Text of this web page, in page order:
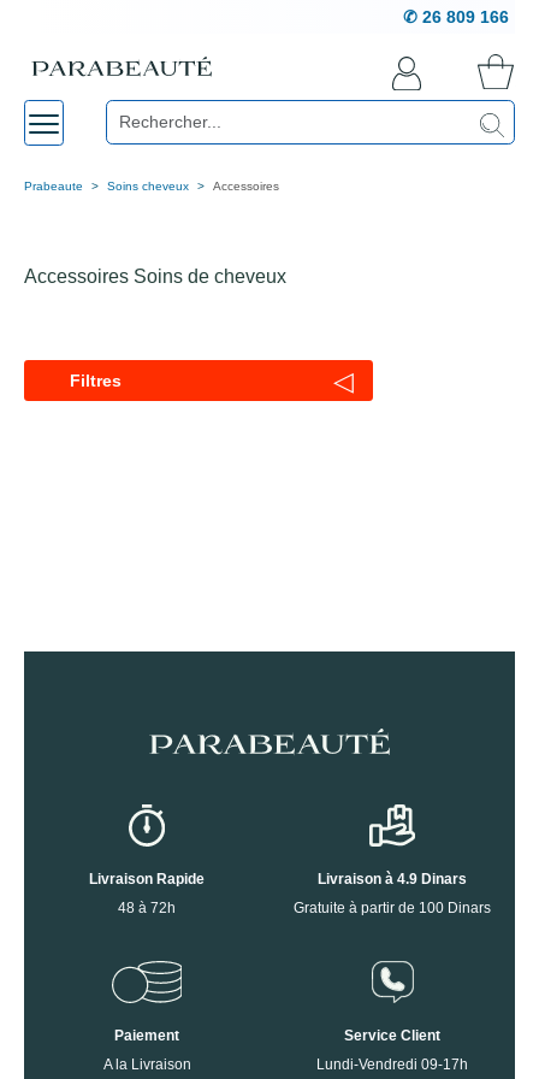
✆ 26 809 166
Prabeaute Soins cheveux Accessoires
Accessoires Soins de cheveux
Filtres ◁
Livraison Rapide
48 à 72h
Livraison à 4.9 Dinars
Gratuite à partir de 100 Dinars
Paiement
A la Livraison
Service Client
Lundi-Vendredi 09-17h